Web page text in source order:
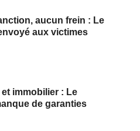
aucun frein : Le
aux victimes
immobilier : Le
de garanties